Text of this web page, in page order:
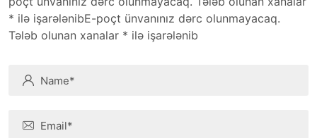
* ilə işarələnibE-poçt ünvanınız dərc olunmayacaq.
Tələb olunan xanalar * ilə işarələnib